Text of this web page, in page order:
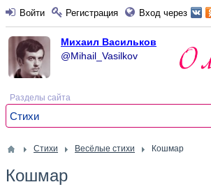
Войти Регистрация Вход через
Михаил Васильков
@Mihail_Vasilkov
Разделы сайта
Стихи
Стихи Весёлые стихи Кошмар
Кошмар